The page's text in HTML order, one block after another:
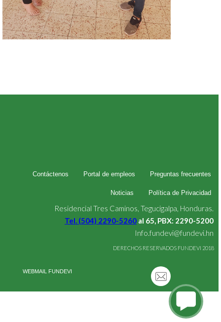
Contáctenos Portal de empleos Preguntas frecuentes
Noticias Política de Privacidad
Residencial Tres Caminos, Tegucigalpa, Honduras.
Tel. (504) 2290-5260 al 65, PBX: 2290-5200
Info.fundevi@fundevi.hn
DERECHOS RESERVADOS FUNDEVI 2018
WEBMAIL FUNDEVI